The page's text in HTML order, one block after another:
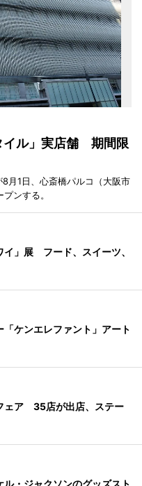
イル」実店舗 期間限
8月1日、心斎橋パルコ（大阪市
ンする。
イ」展 フード、スイーツ、
ケンエレファント」アート
ェア 35店が出店、ステー
・ジャクソンのグッズスト